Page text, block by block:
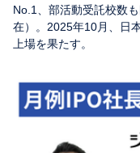
No.1、部活動受託校数
在）。2025年10月、日
上場を果たす。